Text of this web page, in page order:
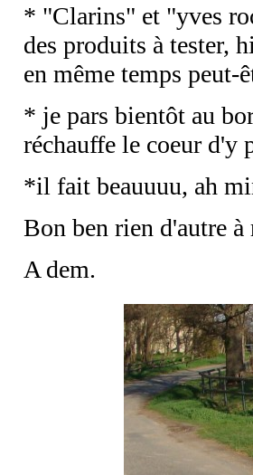
* "Clarins" et "yves
des produits à tester,
en même temps peut-
* je pars bientôt au
réchauffe le coeur d'y
*il fait beauuuu, ah
Bon ben rien d'autre à
A dem.